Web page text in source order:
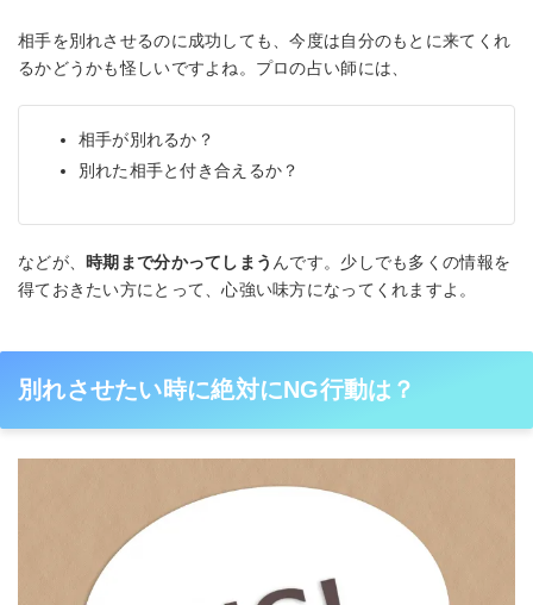
相手を別れさせるのに成功しても、今度は自分のもとに来てくれ
るかどうかも怪しいですよね。プロの占い師には、
相手が別れるか？
別れた相手と付き合えるか？
などが、 時期まで分かってしまう んです。少しでも多くの情報を
得ておきたい方にとって、心強い味方になってくれますよ。
別れさせたい時に絶対にNG行動は？